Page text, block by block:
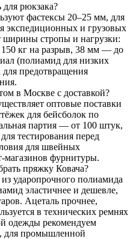
для рюкзака?
фастексы 20–25 мм, для
экспедиционных и грузовых
стропы и нагрузки:
кг на разрыв, 38 мм — до
(полиамид для низких
для предотвращения
в Москве с доставкой?
оптовые поставки
для бейсболок по
партия — от 100 штук,
тестирования перед
для швейных
магазинов фурнитуры.
пряжку Ковача?
ударопрочного полиамида
эластичнее и дешевле,
Ацеталь прочнее,
в технических ремнях
одежды рекомендуем
для промышленной